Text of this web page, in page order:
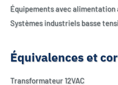
Équipements avec
Systèmes industriels basse
Équivalences et
Transformateur 12VAC